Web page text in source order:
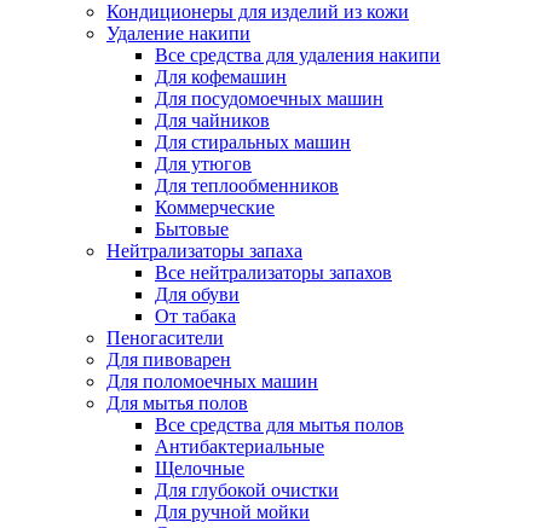
Кондиционеры для изделий из кожи
Удаление накипи
Все средства для удаления накипи
Для кофемашин
Для посудомоечных машин
Для чайников
Для стиральных машин
Для утюгов
Для теплообменников
Коммерческие
Бытовые
Нейтрализаторы запаха
Все нейтрализаторы запахов
Для обуви
От табака
Пеногасители
Для пивоварен
Для поломоечных машин
Для мытья полов
Все средства для мытья полов
Антибактериальные
Щелочные
Для глубокой очистки
Для ручной мойки